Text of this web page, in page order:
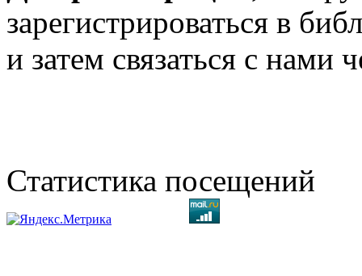
зарегистрироваться в
и затем связаться с нами
Статистика посещений